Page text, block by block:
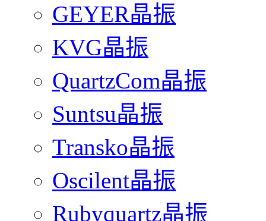
GEYER晶振
KVG晶振
QuartzCom晶振
Suntsu晶振
Transko晶振
Oscilent晶振
Rubyquartz晶振